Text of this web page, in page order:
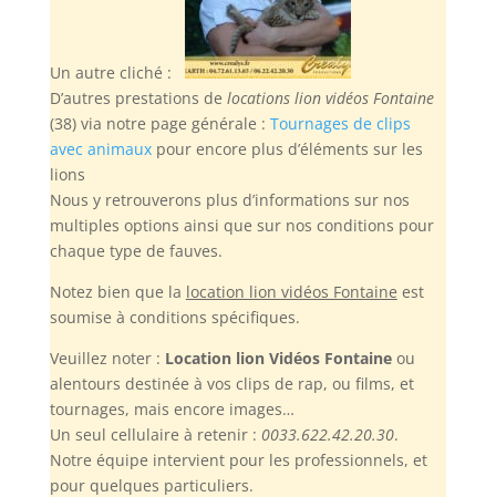
Un autre cliché :
D’autres prestations de locations lion vidéos Fontaine
(38) via notre page générale : Tournages de clips
avec animauxpour encore plus d’éléments sur les
lions
Nous y retrouverons plus d’informations sur nos
multiples options ainsi que sur nos conditions pour
chaque type de fauves.
Notez bien que la location lion vidéos Fontaine est
soumise à conditions spécifiques.
Veuillez noter : Location lion Vidéos Fontaineou
alentours destinée à vos clips de rap, ou films, et
tournages, mais encore images…
Un seul cellulaire à retenir : 0033.622.42.20.30.
Notre équipe intervient pour les professionnels, et
pour quelques particuliers.